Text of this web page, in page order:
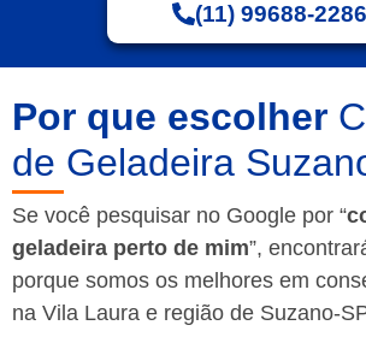
(11) 99688-2286
Por que escolher
de Geladeira
Se você pesquisar no Google por “
geladeira perto de mim”,
porque somos os melhores em
na Vila Laura e região de Suzano-